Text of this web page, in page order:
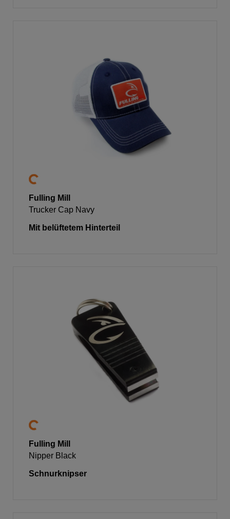
Fulling Mill
Trucker Cap Navy
Mit belüftetem Hinterteil
Fulling Mill
Nipper Black
Schnurknipser